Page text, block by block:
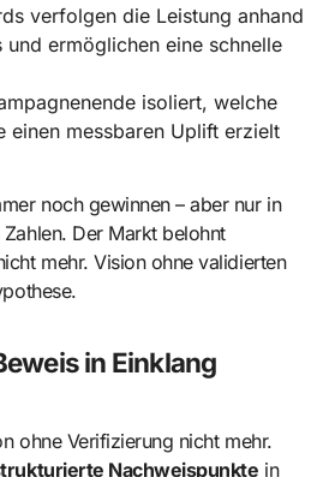
verfolgen die Leistung anhand
ermöglichen eine schnelle
isoliert, welche
einen messbaren Uplift erzielt
noch gewinnen – aber nur in
Der Markt belohnt
mehr. Vision ohne validierten
in Einklang
ohne Verifizierung nicht mehr.
Nachweispunkte in